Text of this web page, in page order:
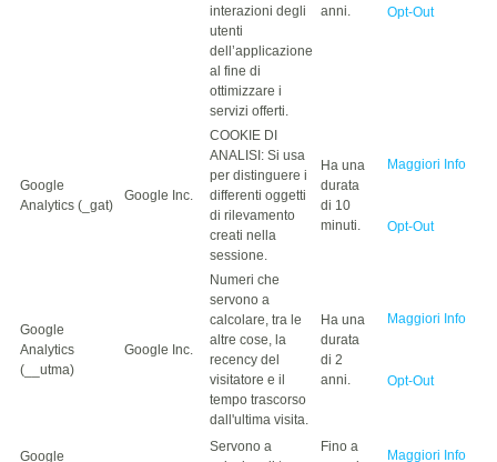
interazioni degli
utenti
dell’applicazione
al fine di
ottimizzare i
servizi offerti.
anni.
Opt-Out
Google
Analytics (_gat)
Google Inc.
COOKIE DI
ANALISI: Si usa
per distinguere i
differenti oggetti
di rilevamento
creati nella
sessione.
Ha una
durata
di 10
minuti.
Maggiori Info
Opt-Out
Google
Analytics
(__utma)
Google Inc.
Numeri che
servono a
calcolare, tra le
altre cose, la
recency del
visitatore e il
tempo trascorso
dall'ultima visita.
Ha una
durata
di 2
anni.
Maggiori Info
Opt-Out
Google
Servono a
Fino a
Maggiori Info